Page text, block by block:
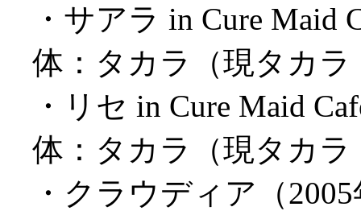
・サアラ in Cure
体：タカラ（現タカラ
・リセ in Cure Maid
体：タカラ（現タカラ
・クラウディア（